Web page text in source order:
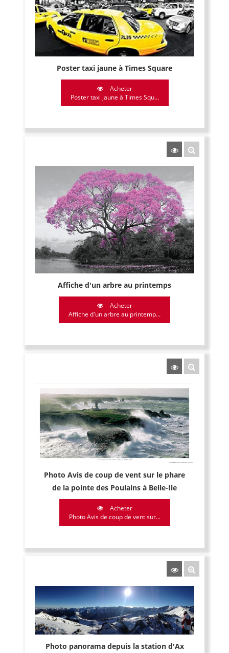
Poster taxi jaune à Times Square
Acheter
Poster taxi jaune à Times Squ...
Affiche d'un arbre au printemps
Acheter
Affiche d'un arbre au printemp...
Photo Avis de coup de vent sur le phare
de la pointe des Poulains à Belle-Ile
Acheter
Photo Avis de coup de vent sur...
Photo panorama depuis la station d'Ax